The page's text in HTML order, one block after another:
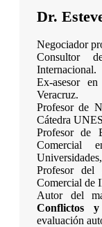
Dr.
Negociador
Consultor
Internacional.
Ex-asesor
Veracruz.
Profesor de
Cátedra
Profesor de
Comercial
Profesor del
Comercial de
Autor del
Conflictos
evaluación